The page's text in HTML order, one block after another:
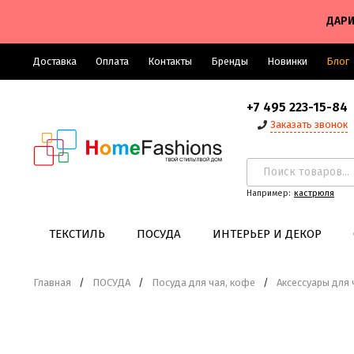
Доставка Оплата Контакты Бренды Новинки Блог
+7 495 223-15-84
Заказать звонок
Например: кастрюля
ТЕКСТИЛЬ ПОСУДА ИНТЕРЬЕР И ДЕКОР
Главная / ПОСУДА / Посуда для чая, кофе / Аксессуары для